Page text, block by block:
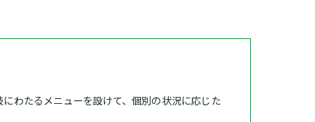
わたるメニューを設けて、個別の状況に応じた